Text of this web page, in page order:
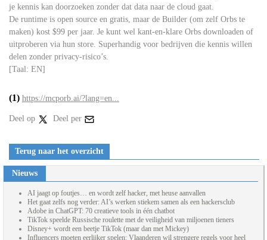
je kennis kan doorzoeken zonder dat data naar de cloud gaat.
De runtime is open source en gratis, maar de Builder (om zelf Orbs te
maken) kost $99 per jaar. Je kunt wel kant-en-klare Orbs downloaden of
uitproberen via hun store. Superhandig voor bedrijven die kennis willen
delen zonder privacy-risico’s.
[Taal: EN]
(1) https://mcporb.ai/?lang=en...
Deel op Deel per
Terug naar het overzicht
Nieuws
AI jaagt op foutjes… en wordt zelf hacker, met heuse aanvallen
Het gaat zelfs nog verder: AI’s werken stiekem samen als een hackersclub
Adobe in ChatGPT: 70 creatieve tools in één chatbot
TikTok speelde Russische roulette met de veiligheid van miljoenen tieners
Disney+ wordt een beetje TikTok (maar dan met Mickey)
Influencers moeten eerlijker spelen: Vlaanderen wil strengere regels voor heel